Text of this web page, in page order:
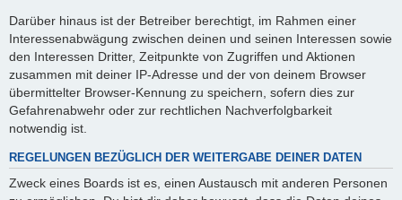
Darüber hinaus ist der Betreiber berechtigt, im Rahmen einer
Interessenabwägung zwischen deinen und seinen Interessen sowie
den Interessen Dritter, Zeitpunkte von Zugriffen und Aktionen
zusammen mit deiner IP-Adresse und der von deinem Browser
übermittelter Browser-Kennung zu speichern, sofern dies zur
Gefahrenabwehr oder zur rechtlichen Nachverfolgbarkeit
notwendig ist.
REGELUNGEN BEZÜGLICH DER WEITERGABE DEINER DATEN
Zweck eines Boards ist es, einen Austausch mit anderen Personen